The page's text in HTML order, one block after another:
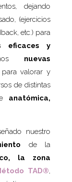
dejando
(ejercicios
etc.) para
eficaces y
nuevas
para valorar y
de distintas
anatómica,
nuestro
de la
la zona
TAD®,